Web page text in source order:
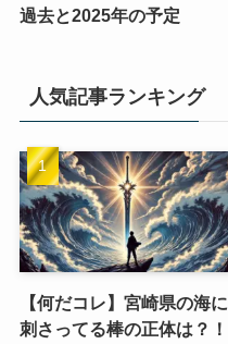
過去と2025年の予定
人気記事ランキング
【何だコレ】宮崎県の海に
刺さってる棒の正体は？！